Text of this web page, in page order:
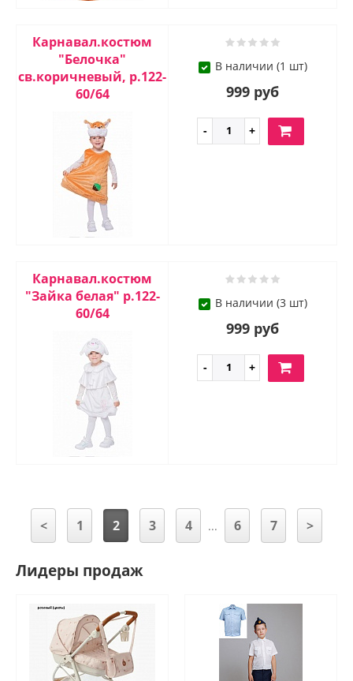
Карнавал.костюм
"Белочка"
св.коричневый, р.122-
60/64
В наличии (1 шт)
999 руб
Карнавал.костюм
"Зайка белая" р.122-
60/64
В наличии (3 шт)
999 руб
< 1 2 3 4 ... 6 7 >
Лидеры продаж